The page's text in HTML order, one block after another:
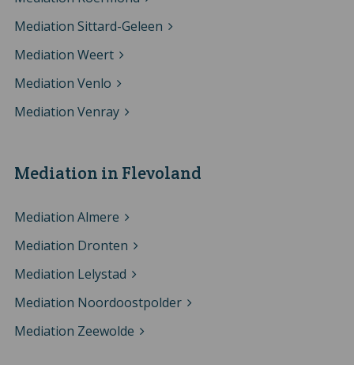
Mediation Sittard-Geleen
Mediation Weert
Mediation Venlo
Mediation Venray
Mediation in Flevoland
Mediation Almere
Mediation Dronten
Mediation Lelystad
Mediation Noordoostpolder
Mediation Zeewolde